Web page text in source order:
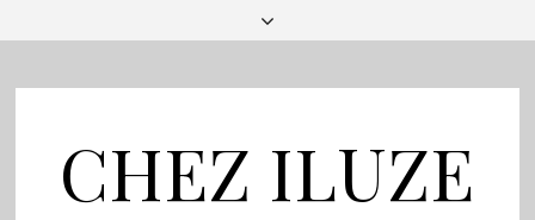
CHEZ ILUZE